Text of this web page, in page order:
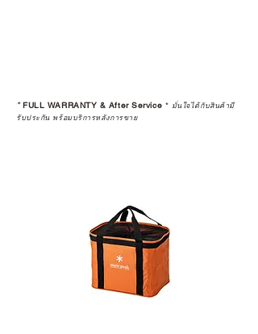
*FULL WARRANTY & After Service * มั่นใจได้กับสินค้ามี
รับประกัน พร้อมบริการหลังการขาย